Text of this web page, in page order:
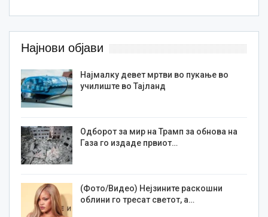
Најнови објави
Најмалку девет мртви во пукање во
училиште во Тајланд
Одборот за мир на Трамп за обнова на
Газа го издаде првиот…
(Фото/Видео) Нејзините раскошни
облини го тресат светот, а…